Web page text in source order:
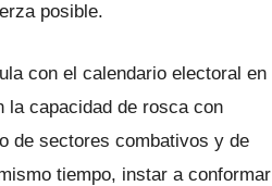
posible.
con el calendario electoral en
la capacidad de rosca con
de sectores combativos y de
tiempo, instar a conformar